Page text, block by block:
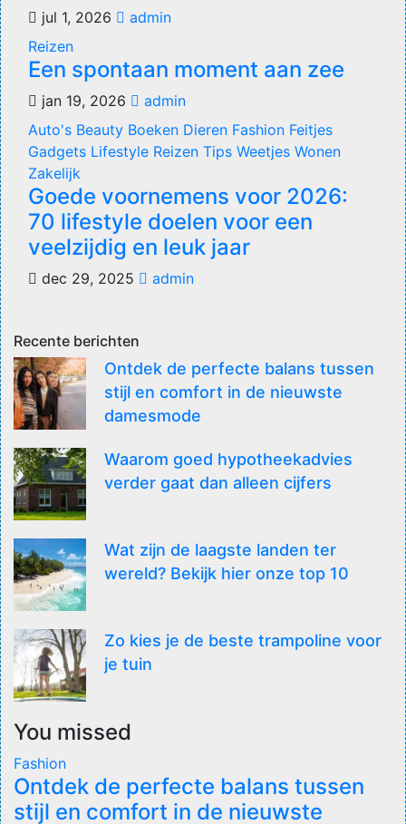
jul 1, 2026
admin
Reizen
Een spontaan moment aan zee
jan 19, 2026
admin
Auto's Beauty Boeken Dieren Fashion Feitjes
Gadgets Lifestyle Reizen Tips Weetjes Wonen
Zakelijk
Goede voornemens voor 2026:
70 lifestyle doelen voor een
veelzijdig en leuk jaar
dec 29, 2025 admin
Recente berichten
Ontdek de perfecte balans tussen
stijl en comfort in de nieuwste
damesmode
Waarom goed hypotheekadvies
verder gaat dan alleen cijfers
Wat zijn de laagste landen ter
wereld? Bekijk hier onze top 10
Zo kies je de beste trampoline voor
je tuin
You missed
Fashion
Ontdek de perfecte balans tussen
stijl en comfort in de nieuwste